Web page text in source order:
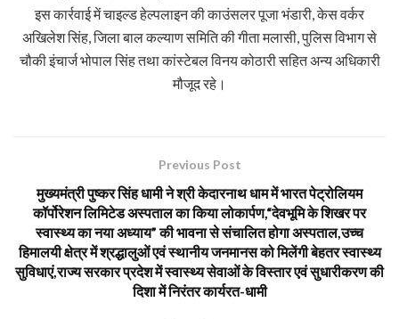
इस कार्रवाई में चाइल्ड हेल्पलाइन की काउंसलर पूजा भंडारी, केस वर्कर
अखिलेश सिंह, जिला बाल कल्याण समिति की गीता मलासी, पुलिस विभाग से
चौकी इंचार्ज भोपाल सिंह तथा कांस्टेबल विनय कोठारी सहित अन्य अधिकारी
मौजूद रहे।
Previous Post
मुख्यमंत्री पुष्कर सिंह धामी ने श्री केदारनाथ धाम में भारत पेट्रोलियम
कॉर्पोरेशन लिमिटेड अस्पताल का किया लोकार्पण,“देवभूमि के शिखर पर
स्वास्थ्य का नया अध्याय” की भावना से संचालित होगा अस्पताल,उच्च
हिमालयी क्षेत्र में श्रद्धालुओं एवं स्थानीय जनमानस को मिलेंगी बेहतर स्वास्थ्य
सुविधाएं,राज्य सरकार प्रदेश में स्वास्थ्य सेवाओं के विस्तार एवं सुधारीकरण की
दिशा में निरंतर कार्यरत-धामी